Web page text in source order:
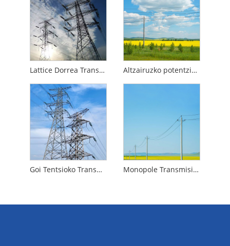
Lattice Dorrea Transmisio Linea Altzairuzko potentzia transmititzeko zutoina
Goi Tentsioko Transmisio Dorrea Monopole Transmisio Dorrea